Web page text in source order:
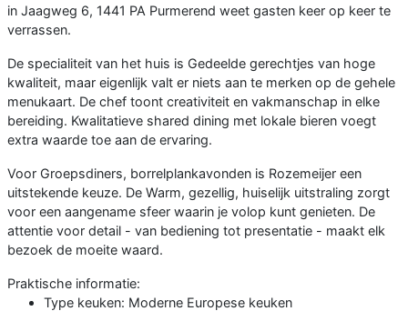
in Jaagweg 6, 1441 PA Purmerend weet gasten keer op keer te
verrassen.
De specialiteit van het huis is Gedeelde gerechtjes van hoge
kwaliteit, maar eigenlijk valt er niets aan te merken op de gehele
menukaart. De chef toont creativiteit en vakmanschap in elke
bereiding. Kwalitatieve shared dining met lokale bieren voegt
extra waarde toe aan de ervaring.
Voor Groepsdiners, borrelplankavonden is Rozemeijer een
uitstekende keuze. De Warm, gezellig, huiselijk uitstraling zorgt
voor een aangename sfeer waarin je volop kunt genieten. De
attentie voor detail - van bediening tot presentatie - maakt elk
bezoek de moeite waard.
Praktische informatie:
Type keuken: Moderne Europese keuken